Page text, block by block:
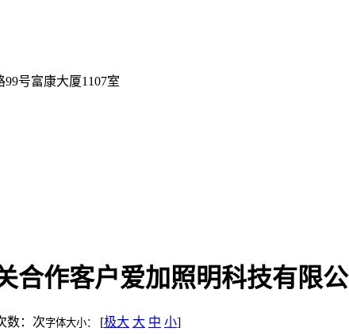
号富康大厦1107室
合作客户爱加照明科技有限公
数： 次字体大小： [极大 大 中 小]